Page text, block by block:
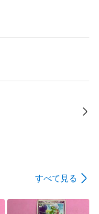
すべて見る